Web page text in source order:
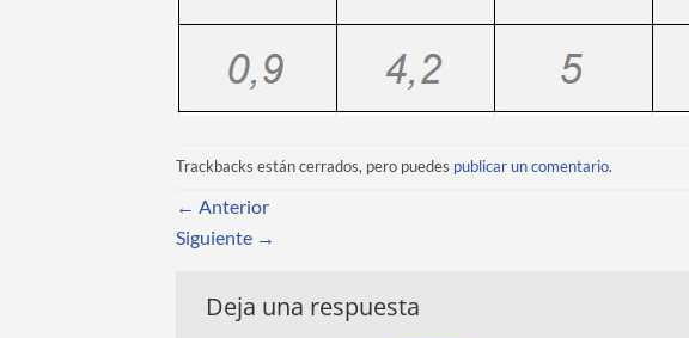
Trackbacks están cerrados, pero puedes publicar un comentario.
← Anterior
Siguiente →
Deja una respuesta